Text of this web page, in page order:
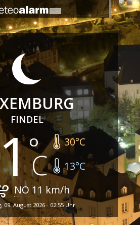
FINDEL
30°C
13°C
NO 11 km/h
09. August 2026 - 02:55 Uhr